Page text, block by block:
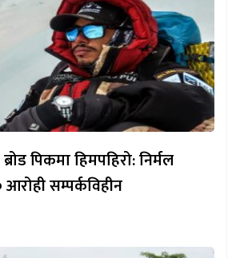
पिकमा हिमपहिरो: निर्मल
सम्पर्कविहीन